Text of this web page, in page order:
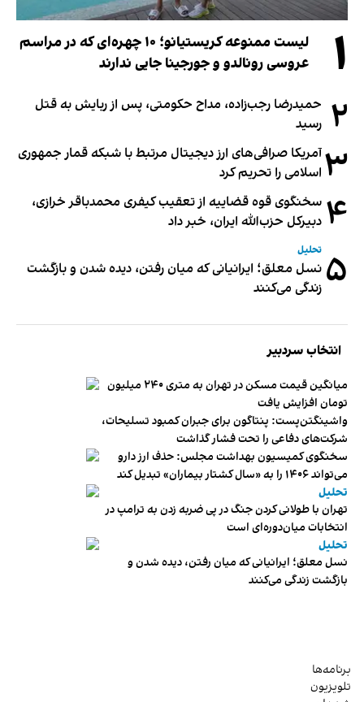
۱
لیست ممنوعه کریستیانو؛ ۱۰ چهره‌ای که در مراسم
عروسی رونالدو و جورجینا جایی ندارند
۲ حمیدرضا رجب‌زاده، مداح حکومتی، پس از ربایش به قتل
رسید
۳آمریکا صرافی‌های ارز دیجیتال مرتبط با شبکه قمار جمهوری
اسلامی را تحریم کرد
۴ سخنگوی قوه قضاییه از تعقیب کیفری محمدباقر خرازی،
دبیر‌کل حزب‌الله ایران، خبر داد
۵ تحلیل
نسل معلق؛ ایرانیانی که میان رفتن، دیده شدن و بازگشت
زندگی می‌کنند
انتخاب سردبیر
میانگین قیمت مسکن در تهران به متری ۲۴۰ میلیون
تومان افزایش یافت
واشینگتن‌پست: پنتاگون برای جبران کمبود تسلیحات،
شرکت‌های دفاعی را تحت فشار گذاشت
سخنگوی کمیسیون بهداشت مجلس: حذف ارز دارو
می‌تواند ۱۴۰۶ را به «سال کشتار بیماران» تبدیل کند
تحلیل
تهران با طولانی کردن جنگ در پی ضربه زدن به ترامپ در
انتخابات میان‌دوره‌ای است
تحلیل
نسل معلق؛ ایرانیانی که میان رفتن، دیده شدن و
بازگشت زندگی می‌کنند
برنامه‌ها
تلویزیون